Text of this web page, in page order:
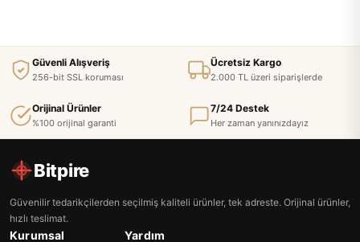
Güvenli Alışveriş
256-bit SSL koruması
Ücretsiz Kargo
2.000 TL üzeri siparişlerde
Orijinal Ürünler
%100 orijinal garanti
7/24 Destek
Her zaman yanınızdayız
Bitpire
Güvenilir tedarikçilerden seçilmiş kaliteli ürünler, tek adreste. Orijinal ürünler,
hızlı teslimat.
Kurumsal Yardım